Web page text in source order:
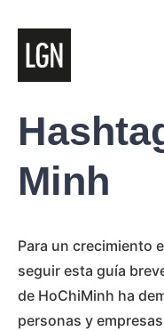
Minh
Para un crecimiento
seguir esta guía
de HoChiMinh ha
personas y